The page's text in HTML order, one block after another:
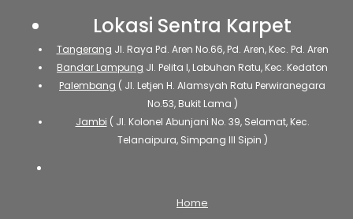
Lokasi Sentra Karpet
Tangerang Jl. Raya Pd. Aren No.66, Pd. Aren, Kec. Pd. Aren
Bandar Lampung Jl. Pelita I, Labuhan Ratu, Kec. Kedaton
Palembang ( Jl. Letjen H. Alamsyah Ratu Perwiranegara
No.53, Bukit Lama )
Jambi ( Jl. Kolonel Abunjani No. 39, Selamat, Kec.
Telanaipura, Simpang III Sipin )
Home